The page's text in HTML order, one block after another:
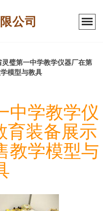
公司
灵璧第一中学教学仪器厂在第
模型与教具
中学教学仪
育装备展示
教学模型与